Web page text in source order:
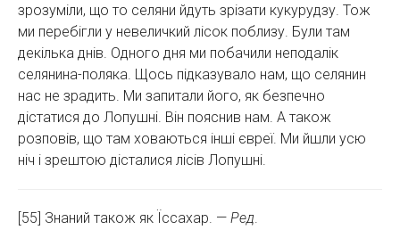
зрозуміли, що то селяни йдуть зрізати кукурудзу. Тож
ми перебігли у невеличкий лісок поблизу. Були там
декілька днів. Одного дня ми побачили неподалік
селянина-поляка. Щось підказувало нам, що селянин
нас не зрадить. Ми запитали його, як безпечно
дістатися до Лопушні. Він пояснив нам. А також
розповів, що там ховаються інші євреї. Ми йшли усю
ніч і зрештою дісталися лісів Лопушні.
[55] Знаний також як Їссахар. — Ред.